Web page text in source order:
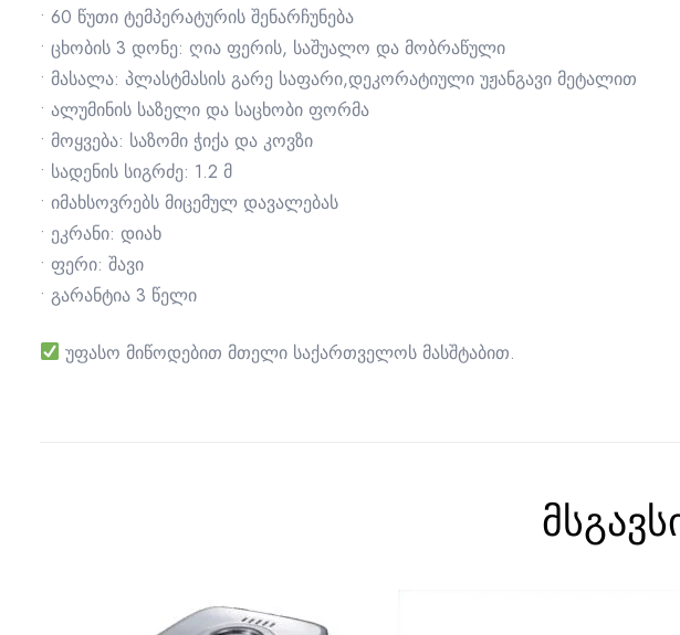
• 60 წუთი ტემპერატურის შენარჩუნება
• ცხობის 3 დონე: ღია ფერის, საშუალო და მობრაწული
• მასალა: პლასტმასის გარე საფარი,დეკორატიული უჟანგავი მეტალით
• ალუმინის საზელი და საცხობი ფორმა
• მოყვება: საზომი ჭიქა და კოვზი
• სადენის სიგრძე: 1.2 მ
• იმახსოვრებს მიცემულ დავალებას
• ეკრანი: დიახ
• ფერი: შავი
• გარანტია 3 წელი
უფასო მიწოდებით მთელი საქართველოს მასშტაბით.